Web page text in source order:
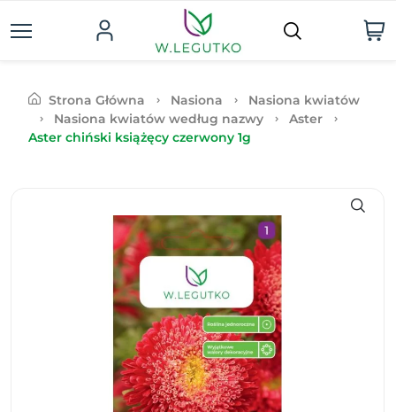
Strona Główna Nasiona
Nasiona kwiatów
Nasiona kwiatów według nazwy
Aster
Aster chiński książęcy czerwony 1g